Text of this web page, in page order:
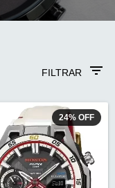
FILTRAR
24% OFF